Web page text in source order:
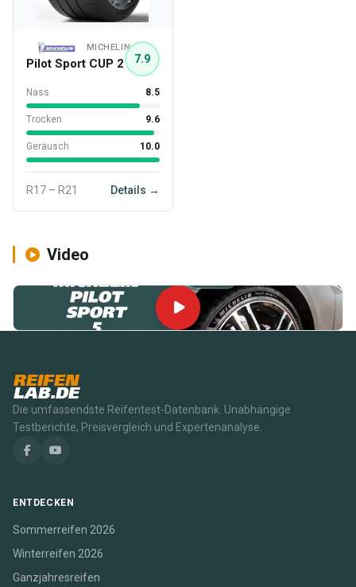
MICHELIN
Pilot Sport CUP 2 7.9
Nass 8.5
Trocken 9.6
Geräusch 10.0
R17 – R21 Details →
Video
REIFEN
LAB.DE
Die umfassendste Reifentest-Datenbank. Unabhängige
Testberichte, Preisvergleich und Expertenanalyse.
ENTDECKEN
Sommerreifen 2026
Winterreifen 2026
Ganzjahresreifen